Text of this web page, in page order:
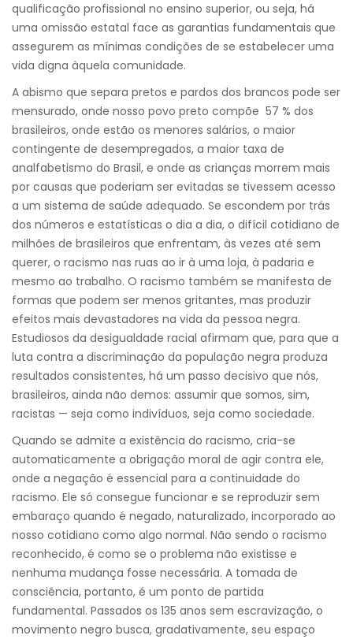
qualificação profissional no ensino superior, ou seja, há
uma omissão estatal face as garantias fundamentais que
assegurem as mínimas condições de se estabelecer uma
vida digna àquela comunidade.
A abismo que separa pretos e pardos dos brancos pode ser
mensurado, onde nosso povo preto compõe 57 % dos
brasileiros, onde estão os menores salários, o maior
contingente de desempregados, a maior taxa de
analfabetismo do Brasil, e onde as crianças morrem mais
por causas que poderiam ser evitadas se tivessem acesso
a um sistema de saúde adequado. Se escondem por trás
dos números e estatísticas o dia a dia, o difícil cotidiano de
milhões de brasileiros que enfrentam, às vezes até sem
querer, o racismo nas ruas ao ir à uma loja, à padaria e
mesmo ao trabalho. O racismo também se manifesta de
formas que podem ser menos gritantes, mas produzir
efeitos mais devastadores na vida da pessoa negra.
Estudiosos da desigualdade racial afirmam que, para que a
luta contra a discriminação da população negra produza
resultados consistentes, há um passo decisivo que nós,
brasileiros, ainda não demos: assumir que somos, sim,
racistas — seja como indivíduos, seja como sociedade.
Quando se admite a existência do racismo, cria-se
automaticamente a obrigação moral de agir contra ele,
onde a negação é essencial para a continuidade do
racismo. Ele só consegue funcionar e se reproduzir sem
embaraço quando é negado, naturalizado, incorporado ao
nosso cotidiano como algo normal. Não sendo o racismo
reconhecido, é como se o problema não existisse e
nenhuma mudança fosse necessária. A tomada de
consciência, portanto, é um ponto de partida
fundamental. Passados os 135 anos sem escravização, o
movimento negro busca, gradativamente, seu espaço